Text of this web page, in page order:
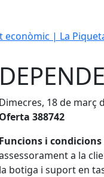
econòmic | La
Dimecres, 18 de març
Oferta 388742
Funcions i
a la
la botiga i suport en